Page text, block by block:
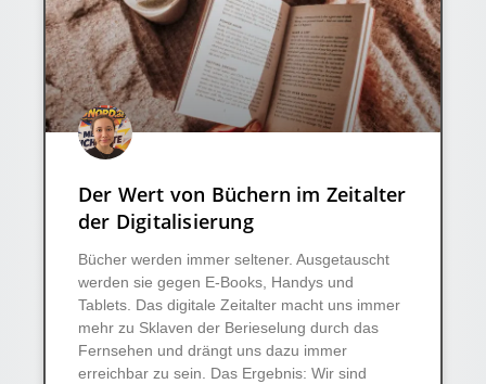
Der Wert von Büchern im Zeitalter
der Digitalisierung
Bücher werden immer seltener. Ausgetauscht
werden sie gegen E-Books, Handys und
Tablets. Das digitale Zeitalter macht uns immer
mehr zu Sklaven der Berieselung durch das
Fernsehen und drängt uns dazu immer
erreichbar zu sein. Das Ergebnis: Wir sind